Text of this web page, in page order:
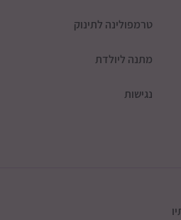
טרמפולינה לתינוק
מתנה ליולדת
נגישות